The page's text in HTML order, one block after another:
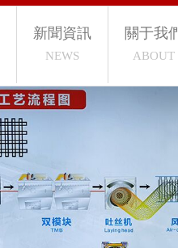
新聞資訊
NEWS
關于我
ABOUT